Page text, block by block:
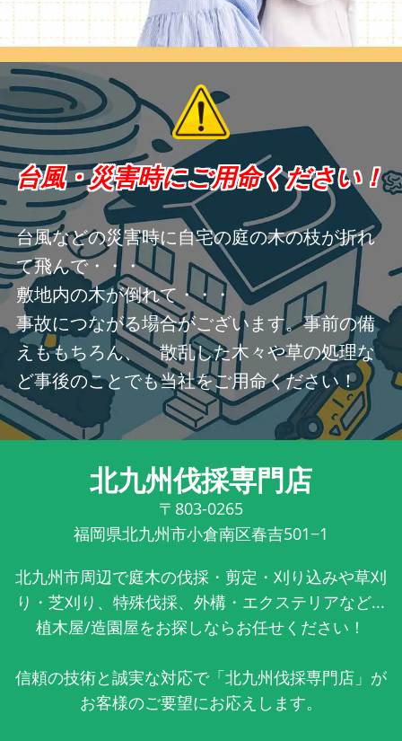
台風・災害時にご用命ください！
台風などの災害時に自宅の庭の木の枝が折れ
て飛んで・・・
敷地内の木が倒れて・・・
事故につながる場合がございます。事前の備
えももちろん、 散乱した木々や草の処理な
ど事後のことでも当社をご用命ください！
北九州伐採専門店
〒803-0265
福岡県北九州市小倉南区春吉501−1
北九州市周辺で庭木の伐採・剪定・刈り込みや草刈
り・芝刈り、特殊伐採、外構・エクステリアなど...
植木屋/造園屋をお探しならお任せください！
信頼の技術と誠実な対応で「北九州伐採専門店」が
お客様のご要望にお応えします。